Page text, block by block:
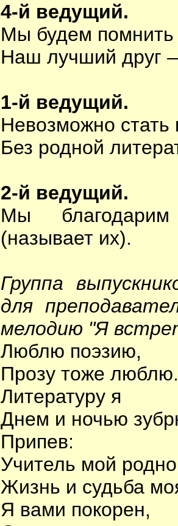
4-й ведущий.
Мы будем
Наш лучший друг
1-й ведущий.
Невозможно стать
Без родной
2-й ведущий.
Мы
(называет их).
Группа
для
мелодию "Я
Люблю поэзию,
Прозу тоже люблю.
Литературу я
Днем и ночью
Припев:
Учитель мой
Жизнь и судьба
Я вами покорен,